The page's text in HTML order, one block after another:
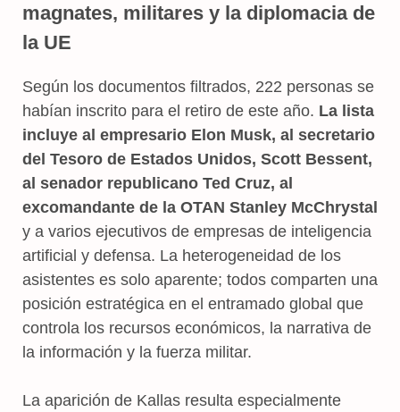
magnates, militares y la diplomacia de
la UE
Según los documentos filtrados, 222 personas se
habían inscrito para el retiro de este año. La lista
incluye al empresario Elon Musk, al secretario
del Tesoro de Estados Unidos, Scott Bessent,
al senador republicano Ted Cruz, al
excomandante de la OTAN Stanley McChrystal
y a varios ejecutivos de empresas de inteligencia
artificial y defensa. La heterogeneidad de los
asistentes es solo aparente; todos comparten una
posición estratégica en el entramado global que
controla los recursos económicos, la narrativa de
la información y la fuerza militar.
La aparición de Kallas resulta especialmente